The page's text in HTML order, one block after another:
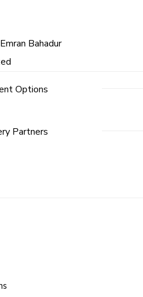
Emran Bahadur
Options
Partners